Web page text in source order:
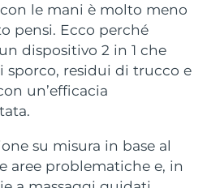
le mani è molto meno
pensi. Ecco perché
dispositivo 2 in 1 che
sporco, residui di trucco e
un’efficacia
su misura in base al
aree problematiche e, in
4 Plus
LED heating
4 Men
2 go
toning on-the-go
2 eyes & lips
3 pacchetto
hydration
and red light therapy
Igiene orale
sonic toothbrush
silicone sonic toothbrush
ANTI-AGE FAQ™
Trattamenti LED
Consegna stimata8/13/26
Consegna stimata 8/15/26
Consegna stimata
Consegna stimata 8/14/26